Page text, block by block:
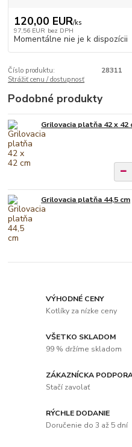
120,00 EUR/ks
97,56 EUR bez DPH
Momentálne nie je k dispozícii
Číslo produktu:
28311
Strážiť cenu / dostupnosť
Podobné produkty
Grilovacia platňa 42 x 42
Grilovacia platňa 44,5 cm
VÝHODNÉ CENY
Kotlíky za nízke ceny
VŠETKO SKLADOM
99 % držíme skladom
ZÁKAZNÍCKA
Stačí zavolať
RÝCHLE DODANIE
Doručenie do 3 až 5 dní